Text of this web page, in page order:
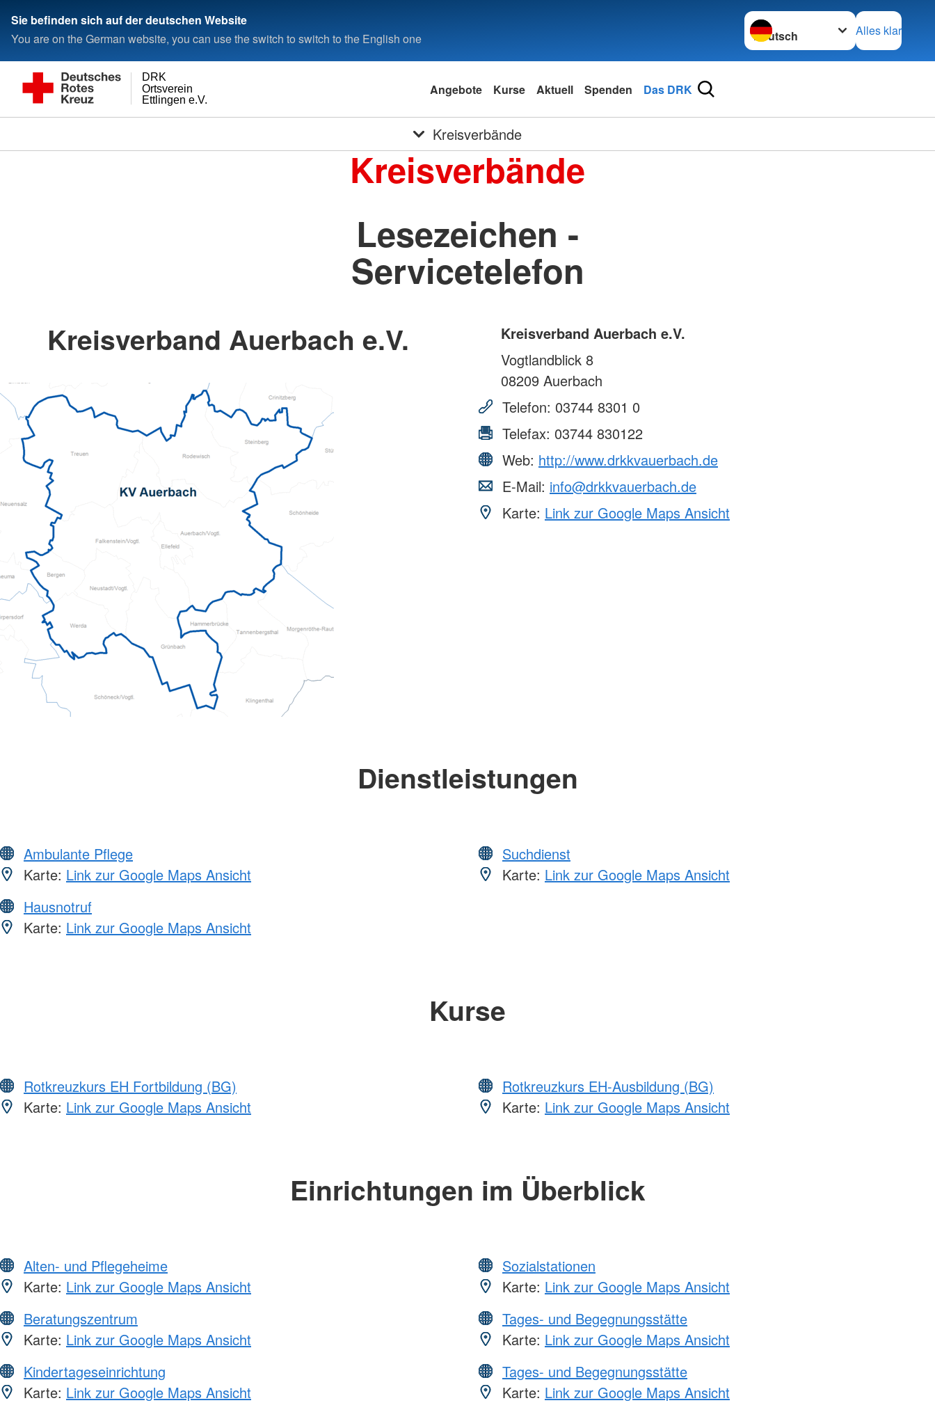
Sie befinden sich auf der deutschen Website
You are on the German website, you can use the switch to switch to the English one
Sprache wechseln zu
Alles klar
Ettlingen e.V.
Ortsverein
DRK
Angebote Kurse Aktuell Spenden Das DRK
Kreisverbände
Kreisverbände
Lesezeichen -
Servicetelefon
Kreisverband Auerbach e.V.
Kreisverband Auerbach e.V.
Vogtlandblick 8
08209 Auerbach
Telefon: 03744 8301 0
Telefax: 03744 830122
Web: http://www.drkkvauerbach.de
E-Mail: info@drkkvauerbach.de
Karte: Link zur Google Maps Ansicht
Dienstleistungen
Ambulante Pflege
Karte: Link zur Google Maps Ansicht
Hausnotruf
Karte: Link zur Google Maps Ansicht
Suchdienst
Karte: Link zur Google Maps Ansicht
Kurse
Rotkreuzkurs EH Fortbildung (BG)
Karte: Link zur Google Maps Ansicht
Rotkreuzkurs EH-Ausbildung (BG)
Karte: Link zur Google Maps Ansicht
Einrichtungen im Überblick
Alten- und Pflegeheime
Karte: Link zur Google Maps Ansicht
Beratungszentrum
Karte: Link zur Google Maps Ansicht
Kindertageseinrichtung
Karte: Link zur Google Maps Ansicht
Sozialstationen
Karte: Link zur Google Maps Ansicht
Tages- und Begegnungsstätte
Karte: Link zur Google Maps Ansicht
Tages- und Begegnungsstätte
Karte: Link zur Google Maps Ansicht